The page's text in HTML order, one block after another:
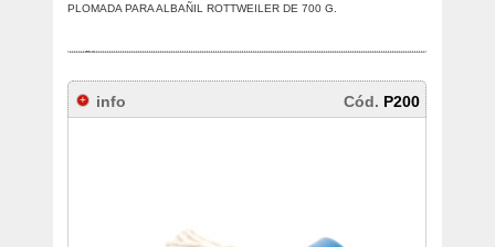
PLOMADA PARA ALBAÑIL ROTTWEILER DE 700 G.
info Cód. P200